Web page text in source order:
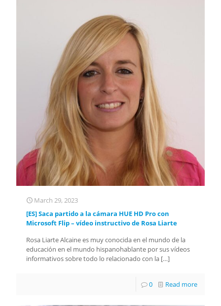
March 29, 2023
[ES] Saca partido a la cámara HUE HD Pro con
Microsoft Flip – vídeo instructivo de Rosa Liarte
Rosa Liarte Alcaine es muy conocida en el mundo de la
educación en el mundo hispanohablante por sus vídeos
informativos sobre todo lo relacionado con la […]
0 Read more